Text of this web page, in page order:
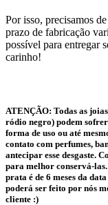
Por isso, precisamos
prazo de fabricação
possível para entregar
carinho!
ATENÇÃO: Todas as
ródio negro) podem
forma de uso ou até
contato com perfumes,
antecipar esse desgaste.
para melhor conservá-las.
prata é de 6 meses da
poderá ser feito por nós
cliente :)